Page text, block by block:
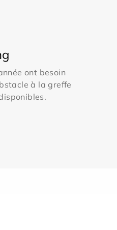
ont besoin
à la greffe